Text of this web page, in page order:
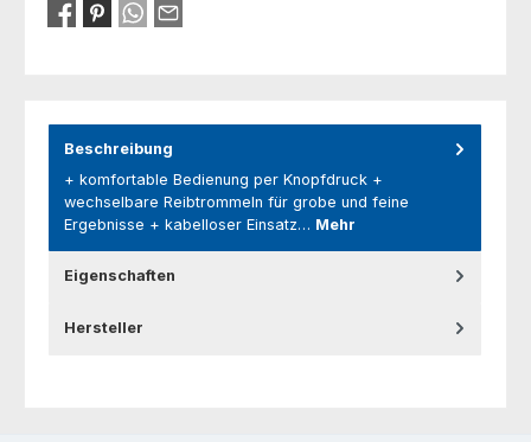
Beschreibung
+ komfortable Bedienung per Knopfdruck +
wechselbare Reibtrommeln für grobe und feine
Ergebnisse + kabelloser Einsatz… Mehr
Eigenschaften
Hersteller